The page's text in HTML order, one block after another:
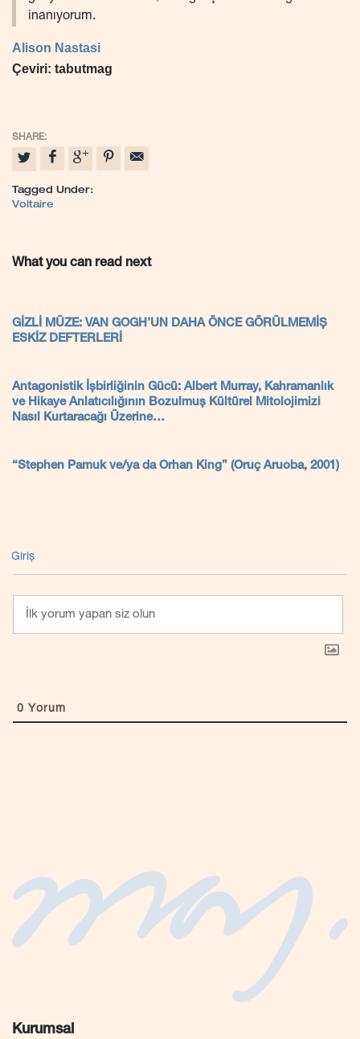
inanıyorum.
Alison Nastasi
Çeviri: tabutmag
Tagged Under:
Voltaire
What you can read next
GİZLİ MÜZE: VAN GOGH’UN DAHA ÖNCE GÖRÜLMEMİŞ
ESKİZ DEFTERLERİ
Antagonistik İşbirliğinin Gücü: Albert Murray, Kahramanlık
ve Hikaye Anlatıcılığının Bozulmuş Kültürel Mitolojimizi
Nasıl Kurtaracağı Üzerine…
“Stephen Pamuk ve/ya da Orhan King” (Oruç Aruoba, 2001)
Giriş
0 Yorum
Kurumsal